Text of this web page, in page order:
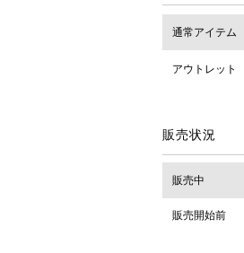
通常アイテム
アウトレット
販売状況
販売中
販売開始前